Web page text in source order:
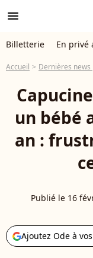
menu
Billetterie En privé
Accueil Dernières news
un bébé
an :
Publié le 16
Ajoutez Ode à